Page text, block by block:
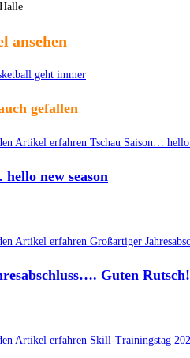
ansehen
geht immer
gefallen
new season
Guten Rutsch!